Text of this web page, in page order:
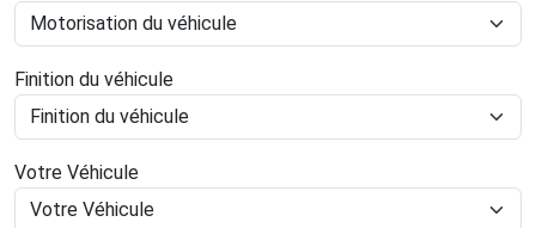
Finition du véhicule
Votre Véhicule